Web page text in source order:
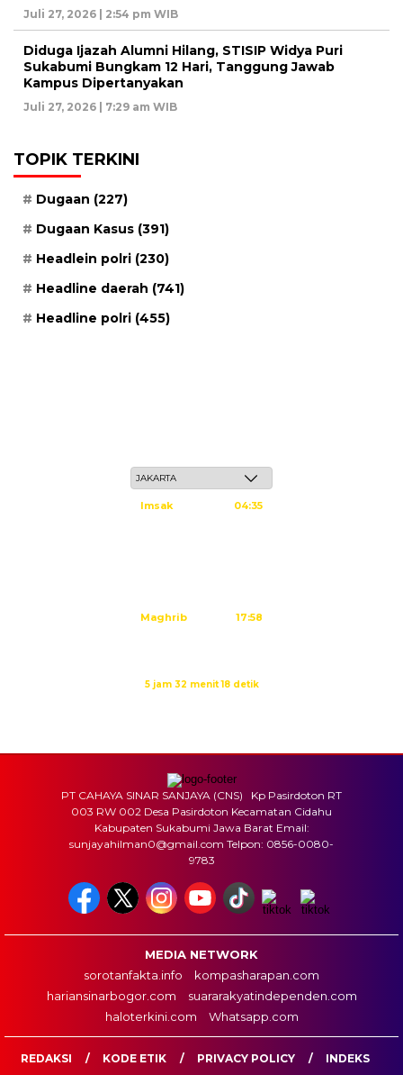
Juli 27, 2026 | 2:54 pm WIB
Diduga Ijazah Alumni Hilang, STISIP Widya Puri
Sukabumi Bungkam 12 Hari, Tanggung Jawab
Kampus Dipertanyakan
Juli 27, 2026 | 7:29 am WIB
TOPIK TERKINI
Dugaan (227)
Dugaan Kasus (391)
Headlein polri (230)
Headline daerah (741)
Headline polri (455)
Imsak 04:35
Maghrib 17:58
5 jam 32 menit 17 detik
PT CAHAYA SINAR SANJAYA (CNS) Kp Pasirdoton RT
003 RW 002 Desa Pasirdoton Kecamatan Cidahu
Kabupaten Sukabumi Jawa Barat Email:
sunjayahilman0@gmail.com Telpon: 0856-0080-
9783
MEDIA NETWORK
sorotanfakta.info
kompasharapan.com
hariansinarbogor.com
suararakyatindependen.com
haloterkini.com
Whatsapp.com
REDAKSI KODE ETIK PRIVACY POLICY INDEKS